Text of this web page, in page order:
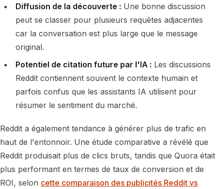
Diffusion de la découverte : Une bonne discussion
peut se classer pour plusieurs requêtes adjacentes
car la conversation est plus large que le message
original.
Potentiel de citation future par l'IA : Les discussions
Reddit contiennent souvent le contexte humain et
parfois confus que les assistants IA utilisent pour
résumer le sentiment du marché.
Reddit a également tendance à générer plus de trafic en
haut de l'entonnoir. Une étude comparative a révélé que
Reddit produisait plus de clics bruts, tandis que Quora était
plus performant en termes de taux de conversion et de
ROI, selon cette comparaison des publicités Reddit vs